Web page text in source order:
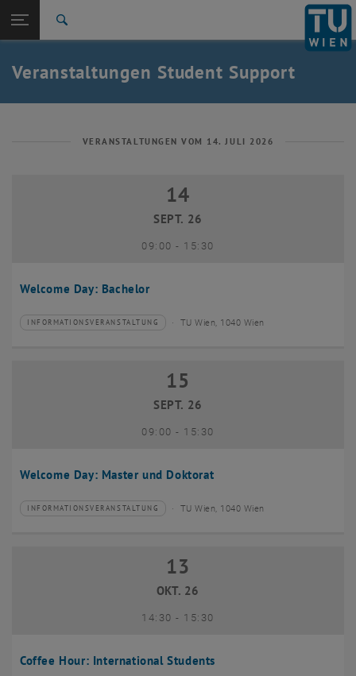
TU Login
Quicklinks
Quicklinks-Menü umschalten
Studium
Karriere
Zurück: Subseiten von Student Support auflisten
Student Support
Veranstaltungen Student Support
VERANSTALTUNGEN VOM 14. JULI 2026
Welcome Day: Bachelor
14 September 2026
14
SEPT. 26
09:00- bis
15:30
Veranstaltungstyp:
INFORMATIONSVERANSTALTUNG
Veranstaltungsort: TU Wien, 1040 Wien
Welcome Day: Master und Doktorat
15 September 2026
15
SEPT. 26
09:00- bis
15:30
Veranstaltungstyp:
INFORMATIONSVERANSTALTUNG
Veranstaltungsort: TU Wien, 1040 Wien
Coffee Hour: International Students
13 Oktober 2026
13
OKT. 26
14:30- bis
15:30